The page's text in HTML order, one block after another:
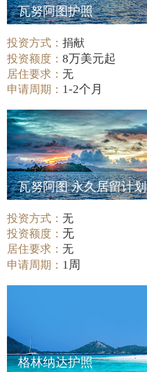
瓦努阿图护照
投资方式：捐献
投资额度：8万美元起
居住要求：无
申请周期： 1-2个月
瓦努阿图 永久居留计划
投资方式：无
投资额度：无
居住要求：无
申请周期： 1周
格林纳达护照